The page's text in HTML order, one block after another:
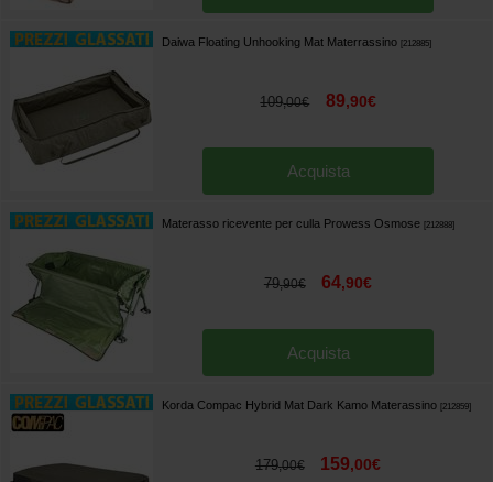
Daiwa Floating Unhooking Mat Materrassino [212885]
109,00€ 89,90€
Acquista
Materasso ricevente per culla Prowess Osmose [212888]
79,90€ 64,90€
Acquista
Korda Compac Hybrid Mat Dark Kamo Materassino [212859]
179,00€ 159,00€